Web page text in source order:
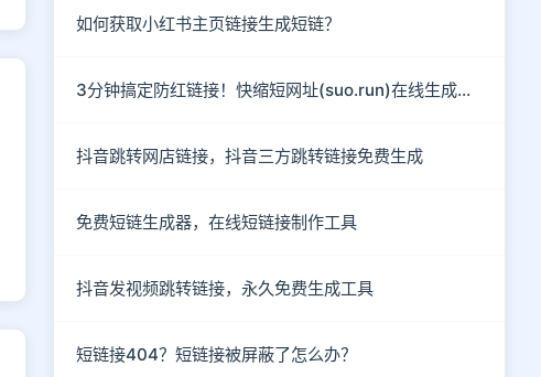
如何获取小红书主页链接生成短链？
3分钟搞定防红链接！快缩短网址(suo.run)在线生成指南
抖音跳转网店链接，抖音三方跳转链接免费生成
免费短链生成器，在线短链接制作工具
抖音发视频跳转链接，永久免费生成工具
短链接404？短链接被屏蔽了怎么办？